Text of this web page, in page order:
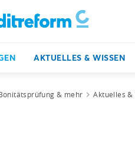
AKTUELLES & WISSEN
& mehr Aktuelles &